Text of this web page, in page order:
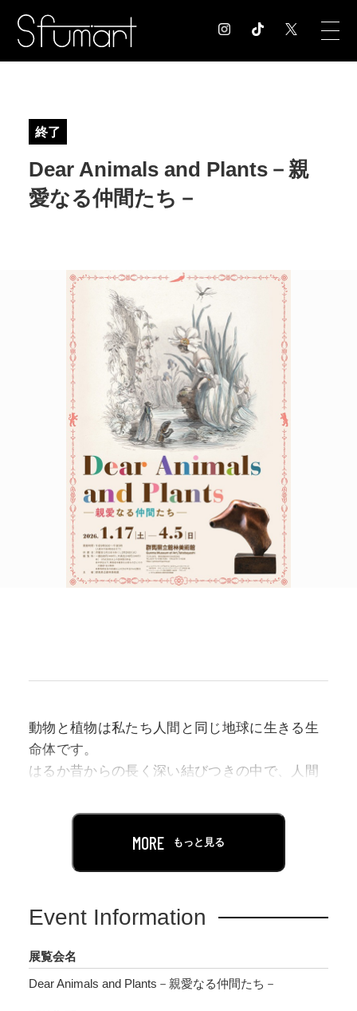
EXHIBITION 展覧会情報
MUSEUM
CONTACT お問合せ
POLICY COMPANY
終了
Dear Animals and Plants－親
愛なる仲間たち－
動物と植物は私たち人間と同じ地球に生きる生
命体です。
はるか昔からの長く深い結びつきの中で、人間
見つめ、美術に表現してきました。
まずは未知なる生命の姿や形を正確に描写しよ
た、その本質をとらえようと生み出された造形
動物と植物にまつわる豊かな美術の世界を、絵
画、版画、彫刻、写真などの約70点で紹介しま
MORE もっと見る
Event Information
展覧会名
Dear Animals and Plants－親愛なる仲間たち－